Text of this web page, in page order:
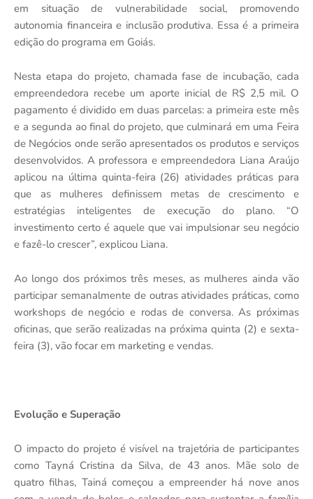
em situação de vulnerabilidade social, promovendo
autonomia financeira e inclusão produtiva. Essa é a primeira
edição do programa em Goiás.
Nesta etapa do projeto, chamada fase de incubação, cada
empreendedora recebe um aporte inicial de R$ 2,5 mil. O
pagamento é dividido em duas parcelas: a primeira este mês
e a segunda ao final do projeto, que culminará em uma Feira
de Negócios onde serão apresentados os produtos e serviços
desenvolvidos. A professora e empreendedora Liana Araújo
aplicou na última quinta-feira (26) atividades práticas para
que as mulheres definissem metas de crescimento e
estratégias inteligentes de execução do plano. “O
investimento certo é aquele que vai impulsionar seu negócio
e fazê-lo crescer”, explicou Liana.
Ao longo dos próximos três meses, as mulheres ainda vão
participar semanalmente de outras atividades práticas, como
workshops de negócio e rodas de conversa. As próximas
oficinas, que serão realizadas na próxima quinta (2) e sexta-
feira (3), vão focar em marketing e vendas.
Evolução e Superação
O impacto do projeto é visível na trajetória de participantes
como Tayná Cristina da Silva, de 43 anos. Mãe solo de
quatro filhas, Tainá começou a empreender há nove anos